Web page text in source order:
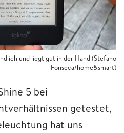
und liegt gut in der Hand (Stefano
Fonseca/home&smart)
5 bei
getestet,
hat uns